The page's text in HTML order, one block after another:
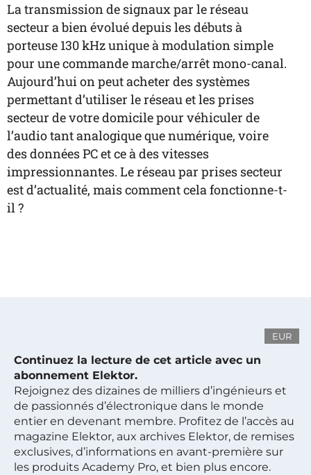
La transmission de signaux par le réseau
secteur a bien évolué depuis les débuts à
porteuse 130 kHz unique à modulation simple
pour une commande marche/arrêt mono-canal.
Aujourd’hui on peut acheter des systèmes
permettant d’utiliser le réseau et les prises
secteur de votre domicile pour véhiculer de
l’audio tant analogique que numérique, voire
des données PC et ce à des vitesses
impressionnantes. Le réseau par prises secteur
est d’actualité, mais comment cela fonctionne-t-
il ?
EUR
Continuez la lecture de cet article avec un
abonnement Elektor.
Rejoignez des dizaines de milliers d’ingénieurs et
de passionnés d’électronique dans le monde
entier en devenant membre. Profitez de l’accès au
magazine Elektor, aux archives Elektor, de remises
exclusives, d’informations en avant-première sur
les produits Academy Pro, et bien plus encore.